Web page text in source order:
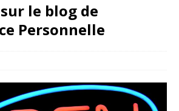
le blog de
Personnelle